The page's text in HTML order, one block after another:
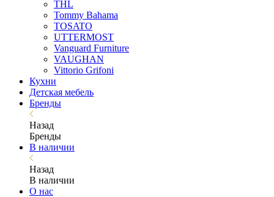
THL
Tommy Bahama
TOSATO
UTTERMOST
Vanguard Furniture
VAUGHAN
Vittorio Grifoni
Кухни
Детская мебель
Бренды
Назад
Бренды
В наличии
Назад
В наличии
О нас